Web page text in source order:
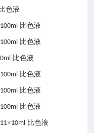
比色液
100ml 比色液
100ml 比色液
比色液
100ml 比色液
100ml 比色液
100ml 比色液
11×10ml 比色液